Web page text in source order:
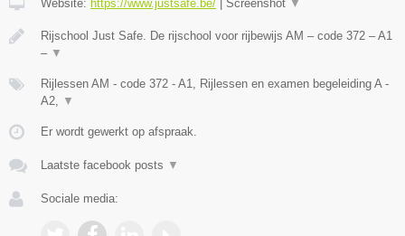
Website: https://www.justsafe.be/ Screenshot ▼
Rijschool Just Safe. De rijschool voor rijbewijs AM – code 372 – A1
– ▼
Rijlessen AM - code 372 - A1, Rijlessen en examen begeleiding A -
A2, ▼
Er wordt gewerkt op afspraak.
Laatste facebook posts ▼
Sociale media: